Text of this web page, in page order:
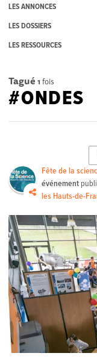
LES ANNONCES
LES DOSSIERS
LES RESSOURCES
Tagué 1 fois
#ONDES
Fête de la
événement
les Hauts-de-